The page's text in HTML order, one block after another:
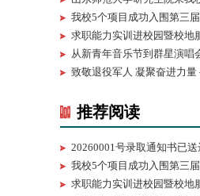
推荐阅读
20260001号录取通知书已送